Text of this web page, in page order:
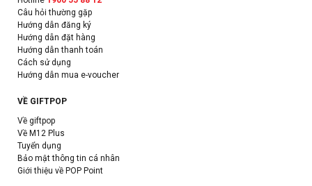
Câu hỏi thường gặp
Hướng dẫn đăng ký
Hướng dẫn đặt hàng
Hướng dẫn thanh toán
Cách sử dụng
Hướng dẫn mua e-voucher
VỀ GIFTPOP
Về giftpop
Về M12 Plus
Tuyển dụng
Bảo mật thông tin cá nhân
Giới thiệu về POP Point